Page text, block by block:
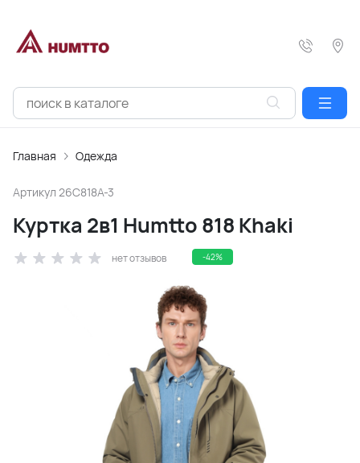
Главная Одежда
Артикул 26C818A-3
Куртка 2в1 Humtto 818 Khaki
нет отзывов -42%